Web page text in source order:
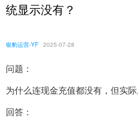
统显示没有？
银豹运营-YF 2025-07-28
问题：
为什么连现金充值都没有，但实
回答：